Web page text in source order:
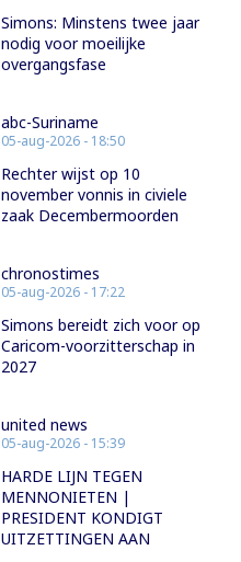
Simons: Minstens twee jaar
nodig voor moeilijke
overgangsfase
abc-Suriname
05-aug-2026 - 18:50
Rechter wijst op 10
november vonnis in civiele
zaak Decembermoorden
chronostimes
05-aug-2026 - 17:22
Simons bereidt zich voor op
Caricom-voorzitterschap in
2027
united news
05-aug-2026 - 15:39
HARDE LIJN TEGEN
MENNONIETEN |
PRESIDENT KONDIGT
UITZETTINGEN AAN